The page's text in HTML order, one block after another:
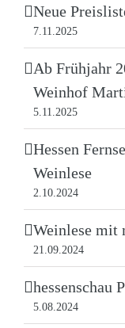
Neue
7.11.2025
Ab Frühjahr
Weinhof
5.11.2025
Hessen
Weinlese
2.10.2024
Weinlese mit
21.09.2024
hessenschau
5.08.2024